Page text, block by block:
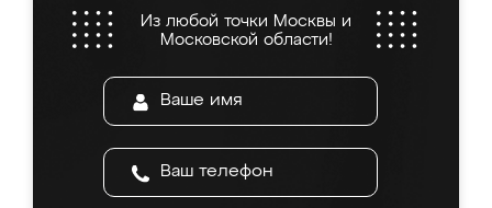
Из любой точки Москвы и
Московской области!